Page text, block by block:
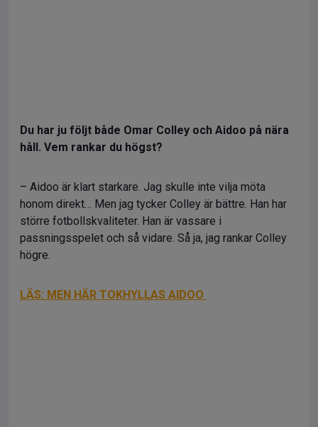
Du har ju följt både Omar Colley och Aidoo på nära
håll. Vem rankar du högst?
– Aidoo är klart starkare. Jag skulle inte vilja möta
honom direkt… Men jag tycker Colley är bättre. Han har
större fotbollskvaliteter. Han är vassare i
passningsspelet och så vidare. Så ja, jag rankar Colley
högre.
LÄS: MEN HÄR TOKHYLLAS AIDOO